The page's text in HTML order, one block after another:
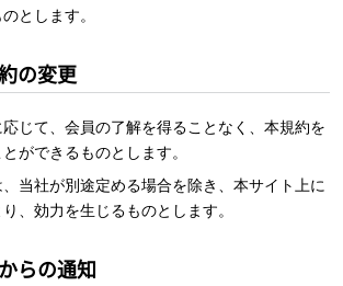
とします。
の変更
じて、会員の了解を得ることなく、本規約を
ができるものとします。
当社が別途定める場合を除き、本サイト上に
、効力を生じるものとします。
らの通知